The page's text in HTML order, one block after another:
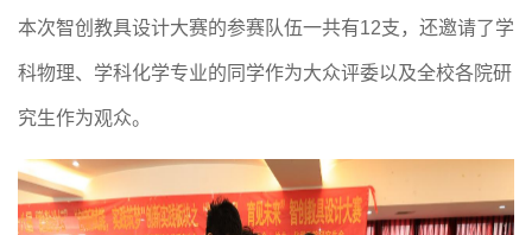
本次智创教具设计大赛的参赛队伍一共有12支，还邀请了学
科物理、学科化学专业的同学作为大众评委以及全校各院研
究生作为观众。